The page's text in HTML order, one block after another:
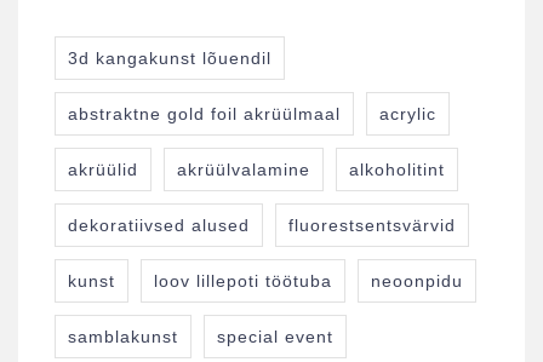
3d kangakunst lõuendil
abstraktne gold foil akrüülmaal acrylic
akrüülid akrüülvalamine alkoholitint
dekoratiivsed alused fluorestsentsvärvid
kunst loov lillepoti töötuba neoonpidu
samblakunst special event